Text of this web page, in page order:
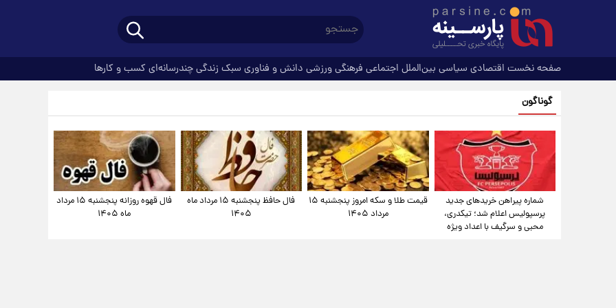
صفحه نخست اقتصادی سیاسی بین‌الملل اجتماعی فرهنگیورزشی دانش و فناوری سبک زندگیچندرسانه‌ای کسب و کارها
گوناگون
شماره پیراهن خریدهای جدید
پرسپولیس اعلام شد؛ تیکدری،
محبی و سرگیف با اعداد ویژه
قیمت طلا و سکه امروز پنجشنبه ۱۵
مرداد ۱۴۰۵
فال حافظ پنجشنبه ۱۵ مرداد ماه
۱۴۰۵
فال قهوه روزانه پنجشنبه ۱۵ مرداد
ماه ۱۴۰۵